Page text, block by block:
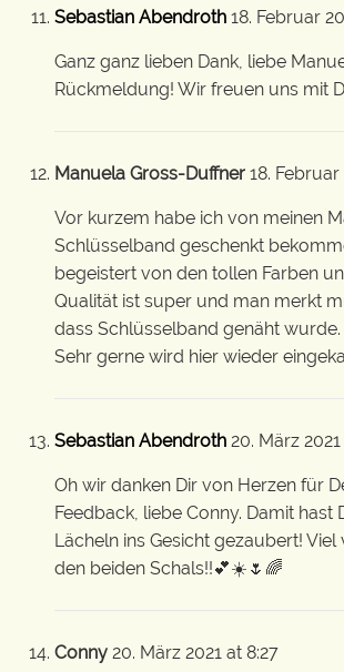
Sebastian Abendroth 18. Februar
Ganz ganz lieben Dank, liebe
Rückmeldung! Wir freuen uns mit
Manuela Gross-Duffner 18. Februar
Vor kurzem habe ich von meinen
Schlüsselband geschenkt
begeistert von den tollen Farben
Qualität ist super und man merkt
dass Schlüsselband genäht wurde.
Sehr gerne wird hier wieder
Sebastian Abendroth 20. März
Oh wir danken Dir von Herzen für
Feedback, liebe Conny. Damit hast
Lächeln ins Gesicht gezaubert! Viel
den beiden Schals!!💕☀️🌷🌈
Conny 20. März 2021 at 8:27